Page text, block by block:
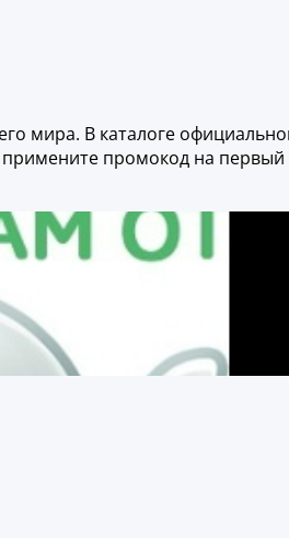
мира. В каталоге
примените промокод на первый